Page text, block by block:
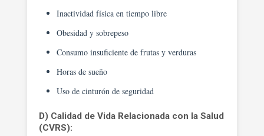
Inactividad física en tiempo libre
Obesidad y sobrepeso
Consumo insuficiente de frutas y verduras
Horas de sueño
Uso de cinturón de seguridad
D) Calidad de Vida Relacionada con la Salud
(CVRS):